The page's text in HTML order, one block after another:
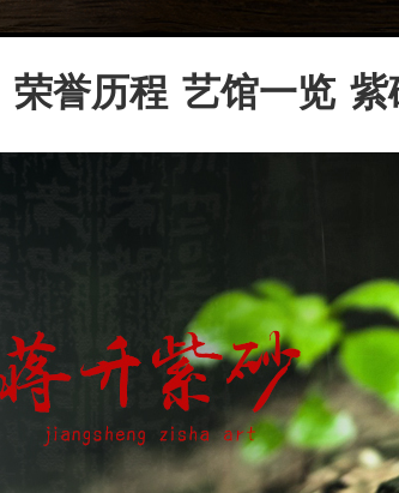
荣誉历程 艺馆一览 紫